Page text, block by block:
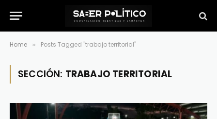
Home » Posts Tagged "trabajo territorial"
SECCIÓN: TRABAJO TERRITORIAL